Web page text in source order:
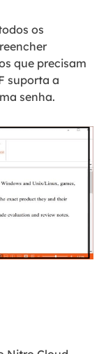
os
que precisam
suporta a
senha.